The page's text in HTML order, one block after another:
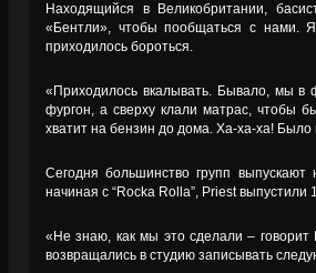
Находящийся в Великобритании,
«Бентли», чтобы пообщаться с нами.
приходилось бороться.
«Приходилось вкалывать. Бывало, мы в
фургон, а сверху клали матрас, чтобы
хватит на бензин до дома. Ха-ха-ха!
Сегодня большинство групп
начиная с “Rocka Rolla”, Priest
«Не знаю, как мы это сделали –
возвращались в студию записывать